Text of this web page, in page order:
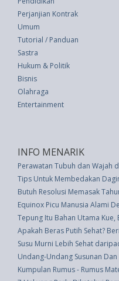
Perjanjian Kontrak
Umum
Tutorial / Panduan
Sastra
Hukum & Politik
Bisnis
Olahraga
Entertainment
INFO MENARIK
Perawatan Tubuh dan Wajah
Tips Untuk Membedakan
Butuh Resolusi Memasak
Equinox Picu Manusia Alami
Tepung Itu Bahan Utama Kue,
Apakah Beras Putih Sehat?
Susu Murni Lebih Sehat
Undang-Undang Susunan
Kumpulan Rumus - Rumus